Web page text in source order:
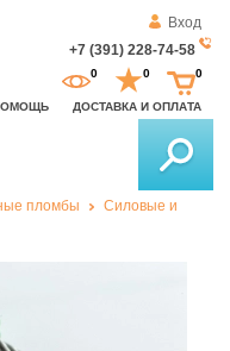
Вход
+7 (391) 228-74-58
ДОСТАВКА И ОПЛАТА
0 0 0
пломбы
Силовые и